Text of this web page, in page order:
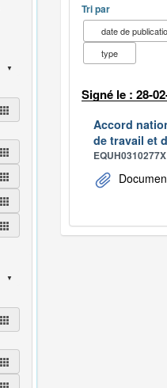
Tri par
date de
type
Signé le : 28-
Accord
de travail et
EQUH0310277X